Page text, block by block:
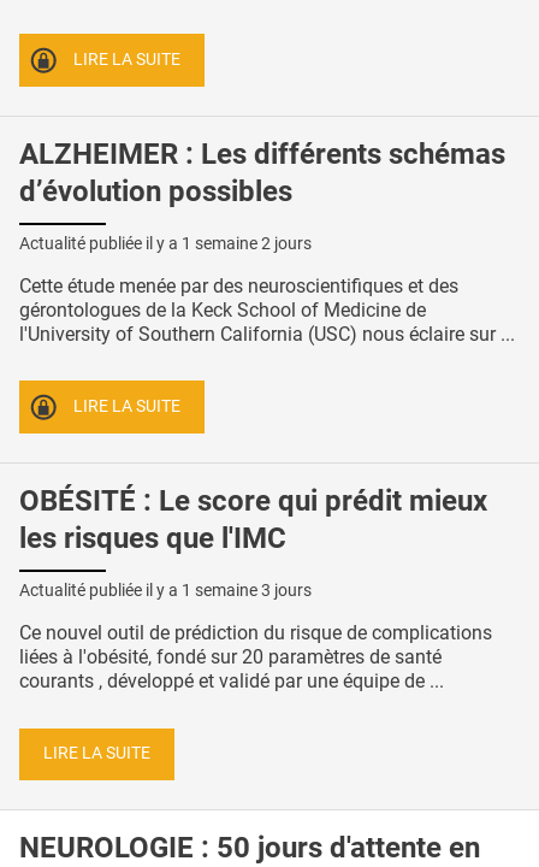
LIRE LA SUITE
ALZHEIMER : Les différents schémas
d’évolution possibles
Actualité publiée il y a 1 semaine 2 jours
Cette étude menée par des neuroscientifiques et des
gérontologues de la Keck School of Medicine de
l'University of Southern California (USC) nous éclaire sur ...
LIRE LA SUITE
OBÉSITÉ : Le score qui prédit mieux
les risques que l'IMC
Actualité publiée il y a 1 semaine 3 jours
Ce nouvel outil de prédiction du risque de complications
liées à l'obésité, fondé sur 20 paramètres de santé
courants , développé et validé par une équipe de ...
LIRE LA SUITE
NEUROLOGIE : 50 jours d'attente en